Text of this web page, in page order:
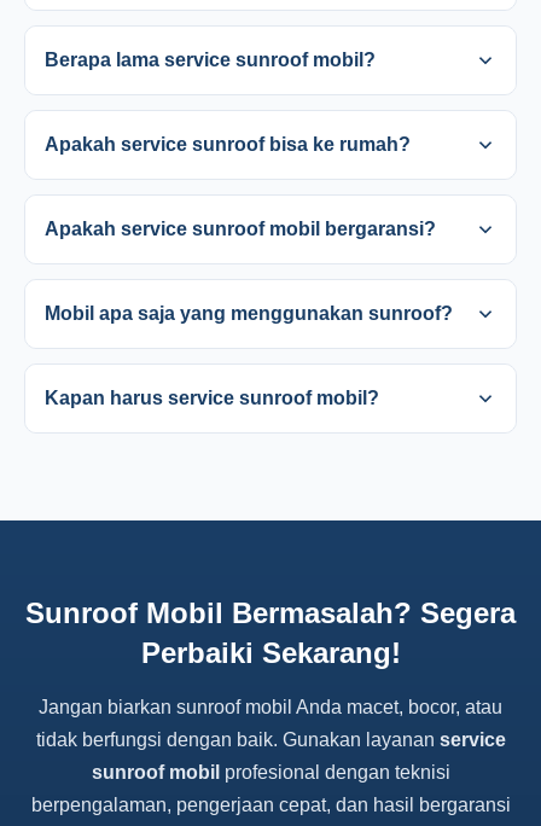
Berapa lama service sunroof mobil?
Apakah service sunroof bisa ke rumah?
Apakah service sunroof mobil bergaransi?
Mobil apa saja yang menggunakan sunroof?
Kapan harus service sunroof mobil?
Sunroof Mobil Bermasalah? Segera
Perbaiki Sekarang!
Jangan biarkan sunroof mobil Anda macet, bocor, atau
tidak berfungsi dengan baik. Gunakan layanan service
sunroof mobil profesional dengan teknisi
berpengalaman, pengerjaan cepat, dan hasil bergaransi